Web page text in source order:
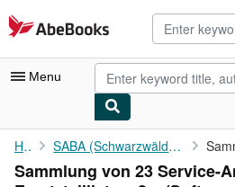
Skip to main content
AbeBooks.com
Menu
My Account
My Purchases
Home SABA (Schwarzwälder Apparate Bau-Anstalt)
Sammlung von 23 Service-